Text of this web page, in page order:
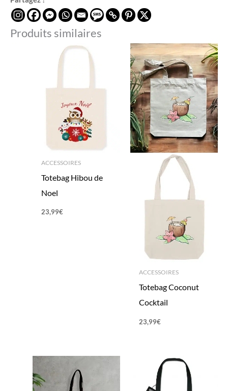
Produits similaires
ACCESSOIRES
Totebag Hibou de
Noel
23,99€
ACCESSOIRES
Totebag Coconut
Cocktail
23,99€